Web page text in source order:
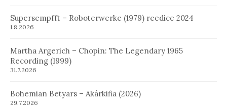
Supersempfft – Roboterwerke (1979) reedice 2024
1.8.2026
Martha Argerich – Chopin: The Legendary 1965
Recording (1999)
31.7.2026
Bohemian Betyars – Akárkifia (2026)
29.7.2026